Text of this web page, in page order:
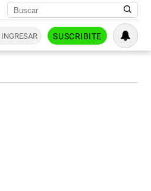
INGRESAR SUSCRIBITE